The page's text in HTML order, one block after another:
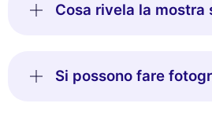
Cosa rivela la mostra
Si possono fare